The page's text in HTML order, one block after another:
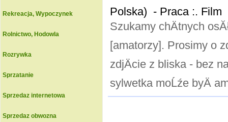
Rekreacja, Wypoczynek
Rolnictwo, Hodowla
Rozrywka
Sprzatanie
Sprzedaz internetowa
Sprzedaz obwozna
Polska) - Praca :. Film
Szukamy chÄtnych
[amatorzy]. Prosimy o
zdjÄcie z bliska - bez
sylwetka moĹźe byÄ